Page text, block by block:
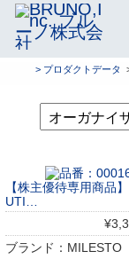
> プロダクトデータ
【株主優待専用商品
UTI…
ブランド：MILESTO